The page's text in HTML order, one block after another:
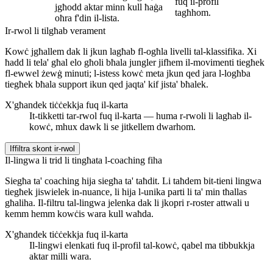
jgħodd aktar minn kull ħaġa
oħra f'din il-lista.
tagħhom.
Ir-rwol li tilgħab verament
Kowċ jgħallem dak li jkun lagħab fl-ogħla livelli tal-klassifika. Xi
ħadd li tela' għal elo għoli bħala jungler jifhem il-movimenti tiegħek
fl-ewwel żewġ minuti; l-istess kowċ meta jkun qed jara l-logħba
tiegħek bħala support ikun qed jaqta' kif jista' bħalek.
X'għandek tiċċekkja fuq il-karta
It-tikketti tar-rwol fuq il-karta — huma r-rwoli li lagħab il-
kowċ, mhux dawk li se jitkellem dwarhom.
Iffiltra skont ir-rwol
Il-lingwa li trid li tingħata l-coaching fiha
Siegħa ta' coaching hija siegħa ta' taħdit. Li taħdem bit-tieni lingwa
tiegħek jiswielek in-nuance, li hija l-unika parti li ta' min tħallas
għaliha. Il-filtru tal-lingwa jelenka dak li jkopri r-roster attwali u
kemm hemm kowċis wara kull waħda.
X'għandek tiċċekkja fuq il-karta
Il-lingwi elenkati fuq il-profil tal-kowċ, qabel ma tibbukkja
aktar milli wara.